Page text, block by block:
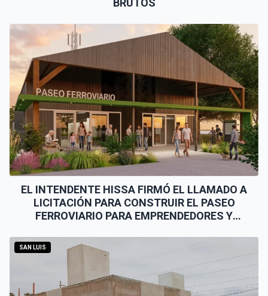
EL INTENDENTE HISSA FIRMÓ EL LLAMADO A
LICITACIÓN PARA CONSTRUIR EL PASEO
FERROVIARIO PARA EMPRENDEDORES Y
SAN LUIS